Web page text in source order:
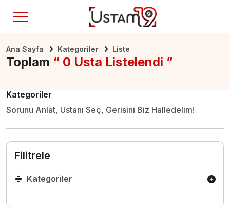
Ana Sayfa Kategoriler Liste
Toplam “ 0 Usta Listelendi ”
Kategoriler
Sorunu Anlat, Ustanı Seç, Gerisini Biz Halledelim!
Filitrele
Kategoriler